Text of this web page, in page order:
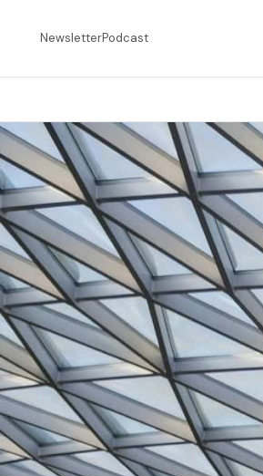
NewsletterPodcast